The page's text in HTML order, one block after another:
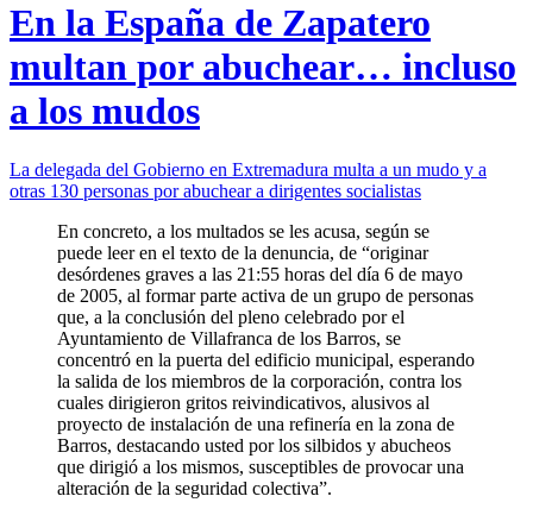
En la España de Zapatero
multan por abuchear… incluso
a los mudos
La delegada del Gobierno en Extremadura multa a un mudo y a
otras 130 personas por abuchear a dirigentes socialistas
En concreto, a los multados se les acusa, según se
puede leer en el texto de la denuncia, de “originar
desórdenes graves a las 21:55 horas del día 6 de mayo
de 2005, al formar parte activa de un grupo de personas
que, a la conclusión del pleno celebrado por el
Ayuntamiento de Villafranca de los Barros, se
concentró en la puerta del edificio municipal, esperando
la salida de los miembros de la corporación, contra los
cuales dirigieron gritos reivindicativos, alusivos al
proyecto de instalación de una refinería en la zona de
Barros, destacando usted por los silbidos y abucheos
que dirigió a los mismos, susceptibles de provocar una
alteración de la seguridad colectiva”.